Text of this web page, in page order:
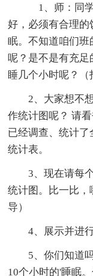
1、师：同
好，必须有合理
眠。不知道咱们
呢？是不是有充
睡几个小时呢？（
2、大家想不
作统计图呢？ 请
已经调查、统计
统计表。
3、现在请每
统计图。比一比
导）
4、展示并进
5、你们知道
10个小时的'睡眠